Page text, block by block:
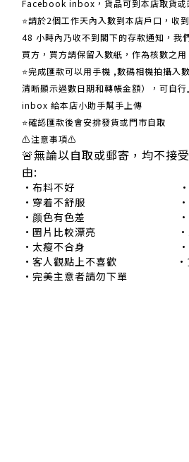
Facebook inbox，貨品可到本店取貨或
​​⭐請於2個工作天內入數到本店戶口，收
48 小時內乃收不到閣下的存款通知，我
買方，買方請保留入數紙，作為核數之
⭐完成匯款可以用手機 ,數碼相機拍攝入
清晰顯示過數日期和轉帳金額），可自
inbox 給本店小助手幫手上傳
⭐確認匯款後會安排發貨或門市自取
⚠注意事項⚠
🚨無論以自取或郵寄，均不接
由:
•布料不好 •造
•穿着不舒服 •穿上
•颜色有色差 •颜色
•圖片比較漂亮 •穿
•太瘦不合身 •不影
•客人觀點上不喜歡 •貨
•完美主意者請勿下單